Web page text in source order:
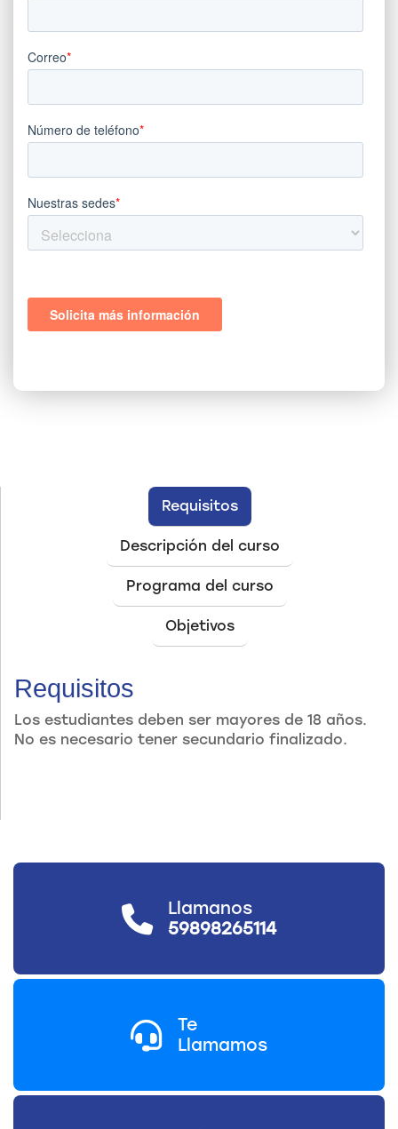
Requisitos
Descripción del curso
Programa del curso
Objetivos
Requisitos
Los estudiantes deben ser mayores de 18 años.
No es necesario tener secundario finalizado.
Llamanos
59898265114
Te
Llamamos